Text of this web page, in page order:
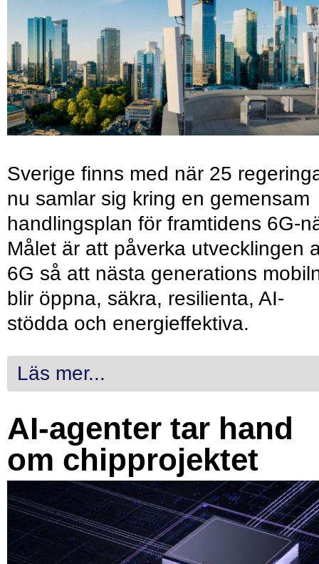
Sverige finns med när 25
nu samlar sig kring en gemensam
handlingsplan för framtidens 6G-
Målet är att påverka utvecklingen
6G så att nästa generations
blir öppna, säkra, resilienta, AI-
stödda och energieffektiva.
Läs mer...
AI-agenter tar hand
om chipprojektet